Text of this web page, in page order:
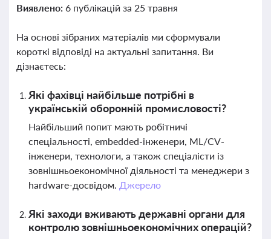
Виявлено: 6 публікацій за 25 травня
На основі зібраних матеріалів ми сформували
короткі відповіді на актуальні запитання. Ви
дізнаєтесь:
Які фахівці найбільше потрібні в
українській оборонній промисловості?
Найбільший попит мають робітничі
спеціальності, embedded-інженери, ML/CV-
інженери, технологи, а також спеціалісти із
зовнішньоекономічної діяльності та менеджери з
hardware-досвідом. Джерело
Які заходи вживають державні органи для
контролю зовнішньоекономічних операцій?